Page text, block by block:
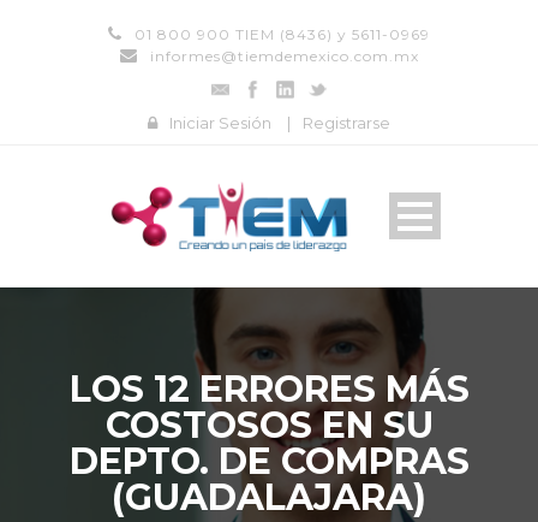
01 800 900 TIEM (8436) y 5611-0969
informes@tiemdemexico.com.mx
Iniciar Sesión | Registrarse
LOS 12 ERRORES MÁS
COSTOSOS EN SU
DEPTO. DE COMPRAS
(GUADALAJARA)